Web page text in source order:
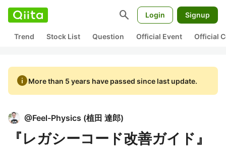
search Login Signup
Trend Stock List Question Official Event Official
infoMore than 5 years have passed since last update.
@Feel-Physics (植田 達郎)
『レガシーコード改善ガイド』